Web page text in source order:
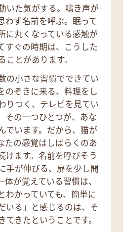
いた気がする。鳴き声が
わず名前を呼ぶ。眠って
に丸くなっている感触が
ぐの時期は、こうした
とがあります。
の小さな習慣でできてい
のぞきに来る、料理をし
りつく、テレビを見てい
その一つひとつが、あな
でいます。だから、猫が
たの感覚はしばらくのあ
けます。名前を呼びそう
手が伸びる、扉を少し開
が覚えている習慣は、
わかっていても、簡単に
いる」と感じるのは、そ
きたということです。